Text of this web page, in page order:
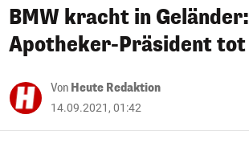
BMW kracht in Geländer:
Apotheker-Präsident tot
Von Heute Redaktion
14.09.2021, 01:42